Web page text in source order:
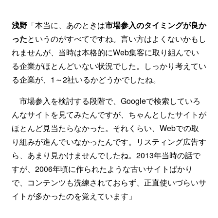
浅野 「本当に、あのときは市場参入のタイミングが良か
ったというのがすべてですね。言い方はよくないかもし
れませんが、当時は本格的にWeb集客に取り組んでい
る企業がほとんどいない状況でした。しっかり考えてい
る企業が、1～2社いるかどうかでしたね。
市場参入を検討する段階で、Googleで検索していろ
んなサイトを見てみたんですが、ちゃんとしたサイトが
ほとんど見当たらなかった。それくらい、Webでの取
り組みが進んでいなかったんです。リスティング広告す
ら、あまり見かけませんでしたね。2013年当時の話で
すが、2006年頃に作られたような古いサイトばかり
で、コンテンツも洗練されておらず、正直使いづらいサ
イトが多かったのを覚えています」